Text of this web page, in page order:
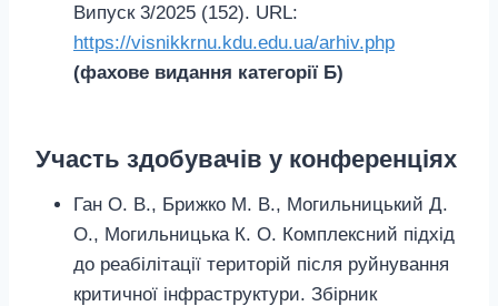
Випуск 3/2025 (152). URL:
https://visnikkrnu.kdu.edu.ua/arhiv.php
(фахове видання категорії Б)
Участь здобувачів у конференціях
Ган О. В., Брижко М. В., Могильницький Д.
О., Могильницька К. О. Комплексний підхід
до реабілітації територій після руйнування
критичної інфраструктури. Збірник